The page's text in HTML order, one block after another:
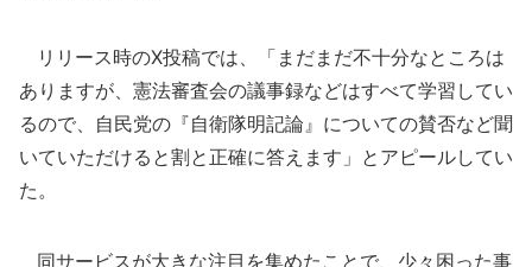
リリース時のX投稿では、「まだまだ不十分なところは
ありますが、憲法審査会の議事録などはすべて学習してい
るので、自民党の『自衛隊明記論』についての賛否など聞
いていただけると割と正確に答えます」とアピールしてい
た。
同サービスが大きな注目を集めたことで、少々困った事